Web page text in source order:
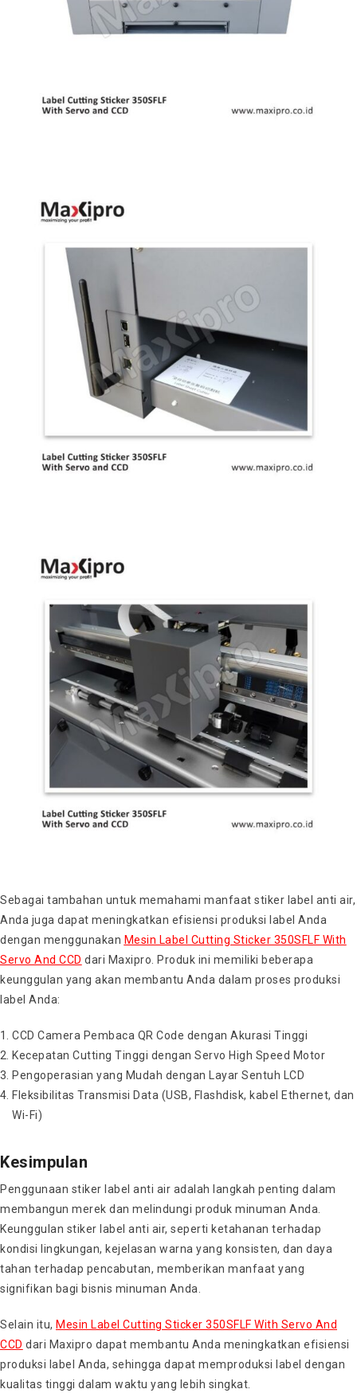
Sebagai tambahan untuk memahami manfaat stiker label anti air,
Anda juga dapat meningkatkan efisiensi produksi label Anda
dengan menggunakan Mesin Label Cutting Sticker 350SFLF With
Servo And CCD dari Maxipro. Produk ini memiliki beberapa
keunggulan yang akan membantu Anda dalam proses produksi
label Anda:
CCD Camera Pembaca QR Code dengan Akurasi Tinggi
Kecepatan Cutting Tinggi dengan Servo High Speed Motor
Pengoperasian yang Mudah dengan Layar Sentuh LCD
Fleksibilitas Transmisi Data (USB, Flashdisk, kabel Ethernet, dan
Wi-Fi)
Kesimpulan
Penggunaan stiker label anti air adalah langkah penting dalam
membangun merek dan melindungi produk minuman Anda.
Keunggulan stiker label anti air, seperti ketahanan terhadap
kondisi lingkungan, kejelasan warna yang konsisten, dan daya
tahan terhadap pencabutan, memberikan manfaat yang
signifikan bagi bisnis minuman Anda.
Selain itu, Mesin Label Cutting Sticker 350SFLF With Servo And
CCD dari Maxipro dapat membantu Anda meningkatkan efisiensi
produksi label Anda, sehingga dapat memproduksi label dengan
kualitas tinggi dalam waktu yang lebih singkat.